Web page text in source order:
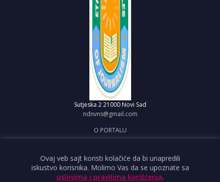
Sutjeska 2 21000 Novi Sad
ndnvns@gmail.com
O PORTALU
OBJAVI VEST
USLOVI KORIŠĆENJA
Ovaj veb sajt koristi kolačiće da bi unapredili
iskustvo korisnika. Molimo Vas da se upoznate sa
uslovima i pravilima korišćenja.